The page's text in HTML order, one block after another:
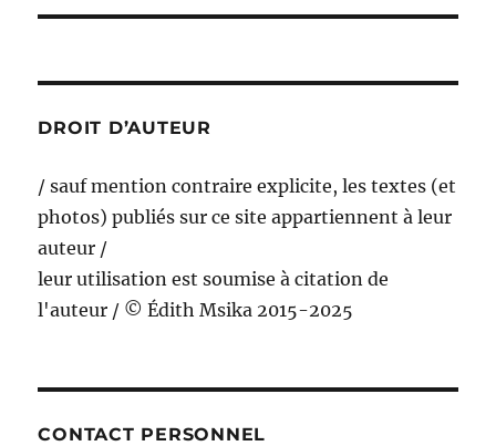
DROIT D’AUTEUR
/ sauf mention contraire explicite, les textes (et
photos) publiés sur ce site appartiennent à leur
auteur /
leur utilisation est soumise à citation de
l'auteur / © Édith Msika 2015-2025
CONTACT PERSONNEL